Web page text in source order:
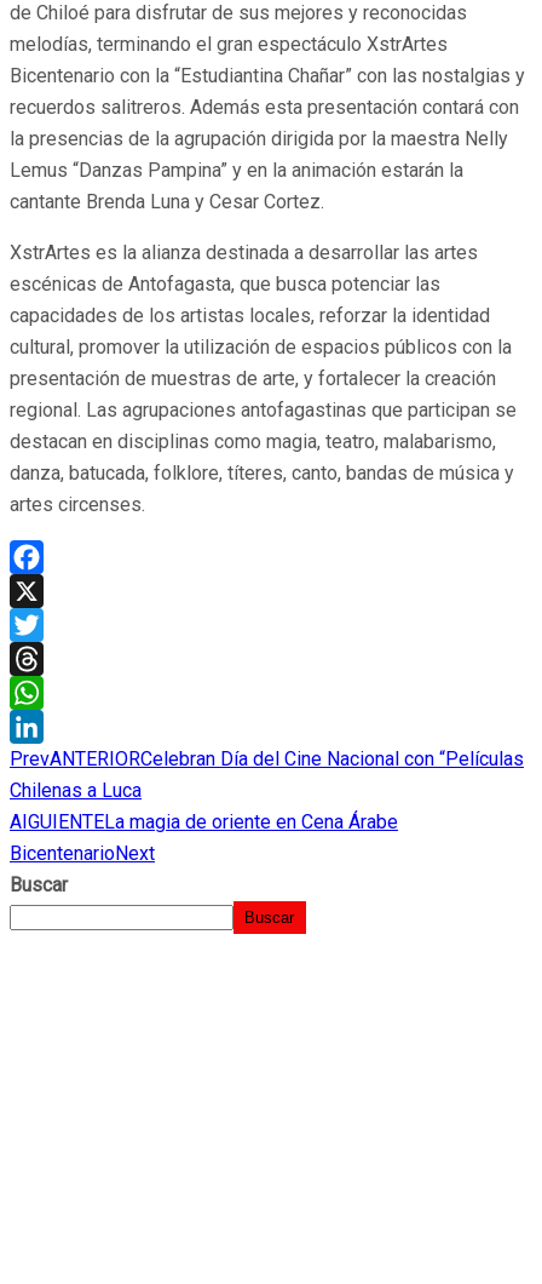
de Chiloé para disfrutar de sus mejores y reconocidas
melodías, terminando el gran espectáculo XstrArtes
Bicentenario con la “Estudiantina Chañar” con las nostalgias y
recuerdos salitreros. Además esta presentación contará con
la presencias de la agrupación dirigida por la maestra Nelly
Lemus “Danzas Pampina” y en la animación estarán la
cantante Brenda Luna y Cesar Cortez.
XstrArtes es la alianza destinada a desarrollar las artes
escénicas de Antofagasta, que busca potenciar las
capacidades de los artistas locales, reforzar la identidad
cultural, promover la utilización de espacios públicos con la
presentación de muestras de arte, y fortalecer la creación
regional. Las agrupaciones antofagastinas que participan se
destacan en disciplinas como magia, teatro, malabarismo,
danza, batucada, folklore, títeres, canto, bandas de música y
artes circenses.
Facebook
X
Twitter
Threads
WhatsApp
LinkedIn
PrevANTERIORCelebran Día del Cine Nacional con “Películas
Chilenas a Luca
AIGUIENTELa magia de oriente en Cena Árabe
BicentenarioNext
Buscar
Buscar